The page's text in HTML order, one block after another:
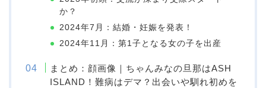
か？
2024年7月：結婚・妊娠を発表！
2024年11月：第1子となる女の子を出産
まとめ：顔画像｜ちゃんみなの旦那はASH
ISLAND！難病はデマ？出会いや馴れ初めを